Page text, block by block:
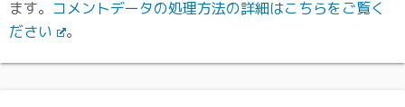
ます。 コメントデータの処理方法の詳細はこちらをご覧く
ださい
。